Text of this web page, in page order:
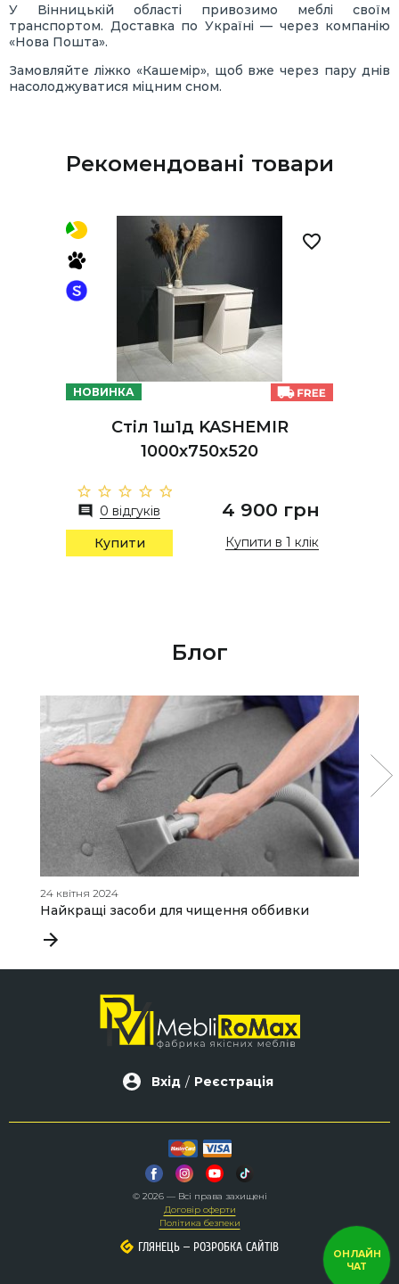
У Вінницькій області привозимо меблі своїм
транспортом. Доставка по Україні — через компанію
«Нова Пошта».
Замовляйте ліжко «Кашемір», щоб вже через пару днів
насолоджуватися міцним сном.
Рекомендовані товари
НОВИНКА
Стіл 1ш1д KASHEMIR
1000х750х520
0 відгуків 4 900 грн
Купити Купити в 1 клік
Блог
24 квітня 2024
Найкращі засоби для чищення оббивки
Вхід / Реєстрація
© 2026 — Всі права захищені
Договір оферти
Політика безпеки
ГЛЯНЕЦЬ – РОЗРОБКА САЙТІВ
ГЛЯНЕЦЬ – РОЗРОБКА САЙТІВ
ОНЛАЙН
ЧАТ